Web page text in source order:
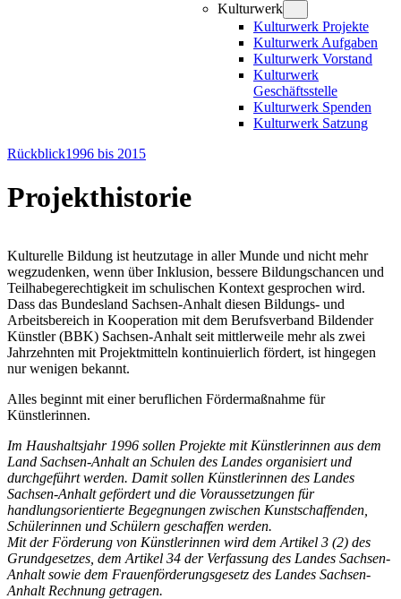
Kulturwerk
Kulturwerk Projekte
Kulturwerk Aufgaben
Kulturwerk Vorstand
Kulturwerk
Geschäftsstelle
Kulturwerk Spenden
Kulturwerk Satzung
Rückblick1996 bis 2015
Projekthistorie
Kulturelle Bildung ist heutzutage in aller Munde und nicht mehr
wegzudenken, wenn über Inklusion, bessere Bildungschancen und
Teilhabegerechtigkeit im schulischen Kontext gesprochen wird.
Dass das Bundesland Sachsen-Anhalt diesen Bildungs- und
Arbeitsbereich in Kooperation mit dem Berufsverband Bildender
Künstler (BBK) Sachsen-Anhalt seit mittlerweile mehr als zwei
Jahrzehnten mit Projektmitteln kontinuierlich fördert, ist hingegen
nur wenigen bekannt.
Alles beginnt mit einer beruflichen Fördermaßnahme für
Künstlerinnen.
Im Haushaltsjahr 1996 sollen Projekte mit Künstlerinnen aus dem
Land Sachsen-Anhalt an Schulen des Landes organisiert und
durchgeführt werden. Damit sollen Künstlerinnen des Landes
Sachsen-Anhalt gefördert und die Voraussetzungen für
handlungsorientierte Begegnungen zwischen Kunstschaffenden,
Schülerinnen und Schülern geschaffen werden.
Mit der Förderung von Künstlerinnen wird dem Artikel 3 (2) des
Grundgesetzes, dem Artikel 34 der Verfassung des Landes Sachsen-
Anhalt sowie dem Frauenförderungsgesetz des Landes Sachsen-
Anhalt Rechnung getragen.